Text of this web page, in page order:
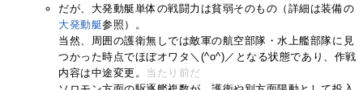
だが、大発動艇単体の戦闘力は貧弱そのもの（詳細は装備の
大発動艇参照）。
当然、周囲の護衛無しでは敵軍の航空部隊・水上艦部隊に見
つかった時点でほぼオワタ＼(^o^)／となる状態であり、作戦
内容は中途変更。 当たり前だ